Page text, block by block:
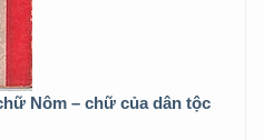
Nôm – chữ của dân tộc